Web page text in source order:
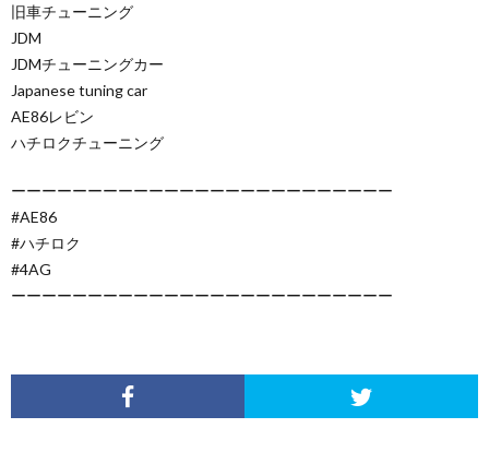
旧車チューニング
JDM
JDMチューニングカー
Japanese tuning car
AE86レビン
ハチロクチューニング
ーーーーーーーーーーーーーーーーーーーーーーーーー
#AE86
#ハチロク
#4AG
ーーーーーーーーーーーーーーーーーーーーーーーーー